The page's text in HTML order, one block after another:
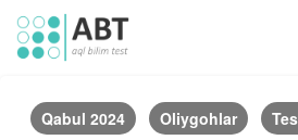
Qabul 2024 Oliygohlar